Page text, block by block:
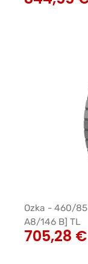
Ozka - 460/85
A8/146 B] TL
705,28 €